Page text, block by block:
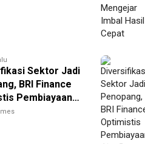
Sektor Jadi
BRI Finance
Pembiayaan
Berlanjut